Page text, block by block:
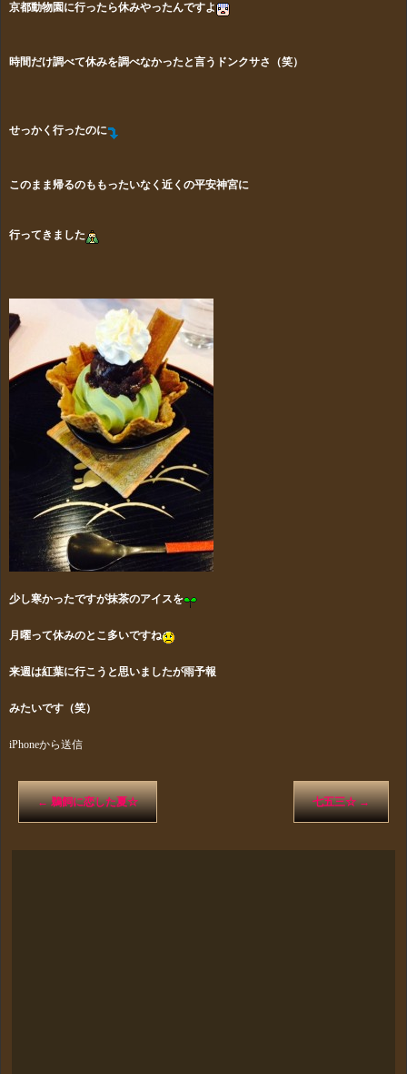
京都動物園に行ったら休みやったんですよ
時間だけ調べて休みを調べなかったと言うドンクサさ（笑）
せっかく行ったのに
このまま帰るのももったいなく近くの平安神宮に
行ってきました
少し寒かったですが抹茶のアイスを
月曜って休みのとこ多いですね
来週は紅葉に行こうと思いましたが雨予報
みたいです（笑）
iPhoneから送信
←鵜飼に恋した夏☆ 七五三☆→